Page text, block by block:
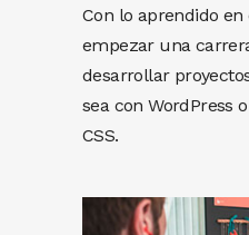
Con lo aprendido
empezar una
desarrollar
sea con WordPress
CSS.